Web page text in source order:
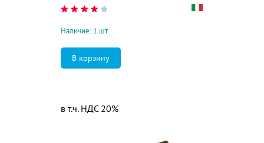
Наличие: 1 шт.
в т.ч. НДС 20%